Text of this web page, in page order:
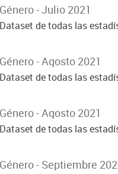
Género - Julio 2021
Dataset de todas las
Género - Agosto 2021
Dataset de todas las
Género - Agosto 2021
Dataset de todas las
Género - Septiembre